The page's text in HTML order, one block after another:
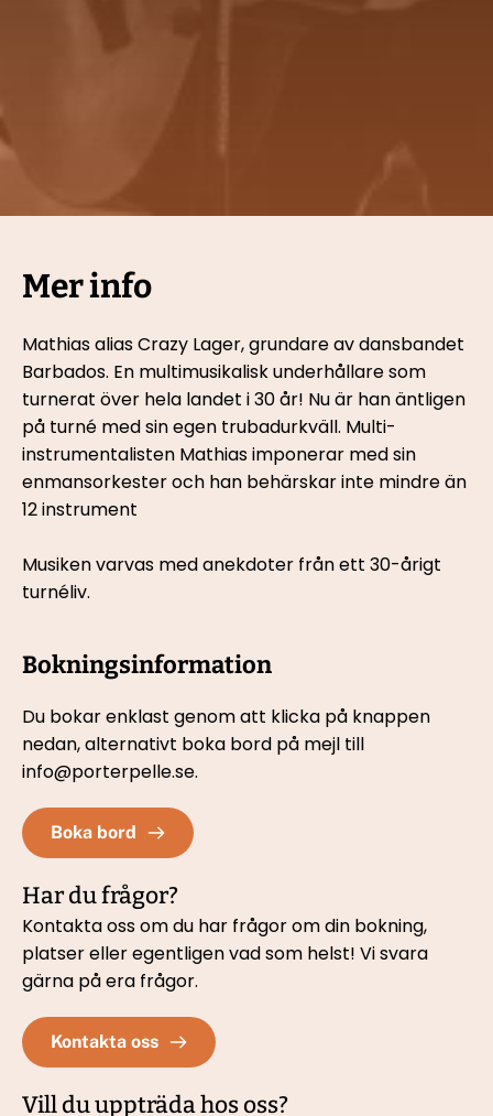
Mer info
Mathias alias Crazy Lager, grundare av dansbandet
Barbados. En multimusikalisk underhållare som
turnerat över hela landet i 30 år! Nu är han äntligen
på turné med sin egen trubadurkväll. Multi-
instrumentalisten Mathias imponerar med sin
enmansorkester och han behärskar inte mindre än
12 instrument
Musiken varvas med anekdoter från ett 30-årigt
turnéliv.
Bokningsinformation
Du bokar enklast genom att klicka på knappen
nedan, alternativt boka bord på mejl till
info@porterpelle.se.
Boka bord
Har du frågor?
Kontakta oss om du har frågor om din bokning,
platser eller egentligen vad som helst! Vi svara
gärna på era frågor.
Kontakta oss
Vill du uppträda hos oss?